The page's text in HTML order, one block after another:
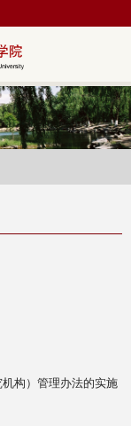
构）管理办法的实施